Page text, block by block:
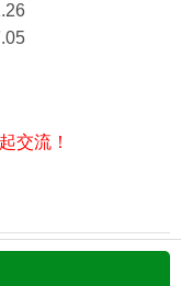
交流！